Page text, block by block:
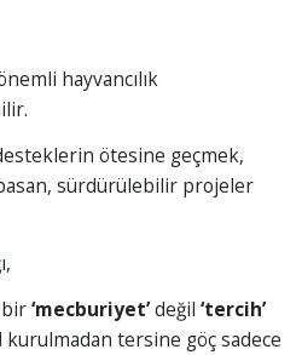
hayvancılık
ötesine geçmek,
sürdürülebilir projeler
bir‘mecburiyet’değil ‘tercih’
tersine göç sadece